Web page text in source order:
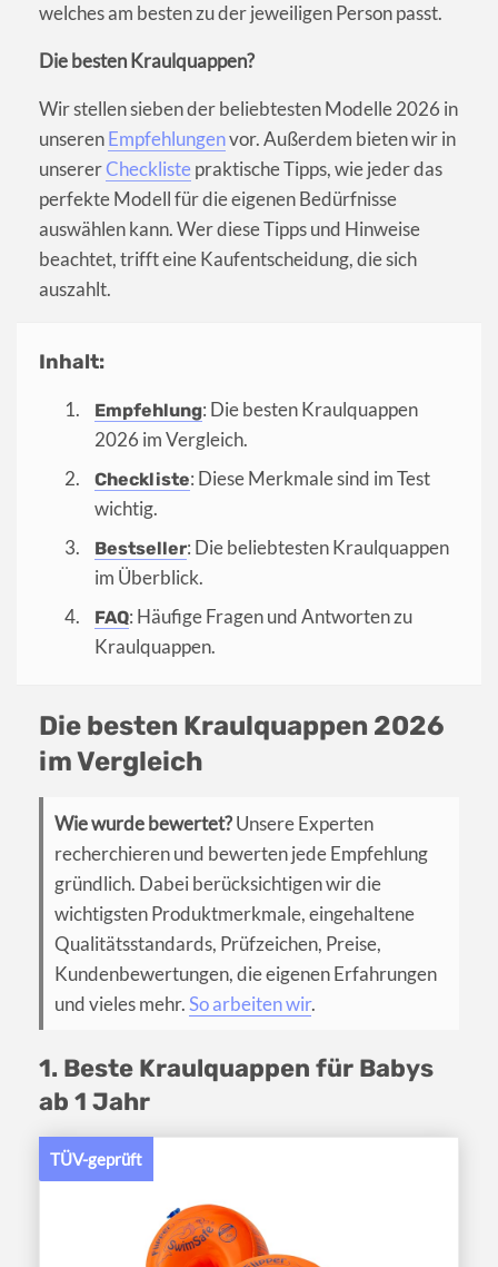
welches am besten zu der jeweiligen Person passt.
Die besten Kraulquappen?
Wir stellen sieben der beliebtesten Modelle 2026 in
unserenEmpfehlungenvor. Außerdem bieten wir in
unsererChecklistepraktische Tipps, wie jeder das
perfekte Modell für die eigenen Bedürfnisse
auswählen kann. Wer diese Tipps und Hinweise
beachtet, trifft eine Kaufentscheidung, die sich
auszahlt.
Inhalt:
Empfehlung: Die besten Kraulquappen
2026 im Vergleich.
Checkliste: Diese Merkmale sind im Test
wichtig.
Bestseller: Die beliebtesten Kraulquappen
im Überblick.
FAQ: Häufige Fragen und Antworten zu
Kraulquappen.
Die besten Kraulquappen 2026
im Vergleich
Wie wurde bewertet?Unsere Experten
recherchieren und bewerten jede Empfehlung
gründlich. Dabei berücksichtigen wir die
wichtigsten Produktmerkmale, eingehaltene
Qualitätsstandards, Prüfzeichen, Preise,
Kundenbewertungen, die eigenen Erfahrungen
und vieles mehr.So arbeiten wir.
1. Beste Kraulquappen für Babys
ab 1 Jahr
TÜV-geprüft